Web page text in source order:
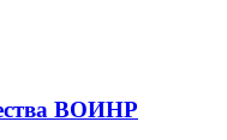
ВОИНР